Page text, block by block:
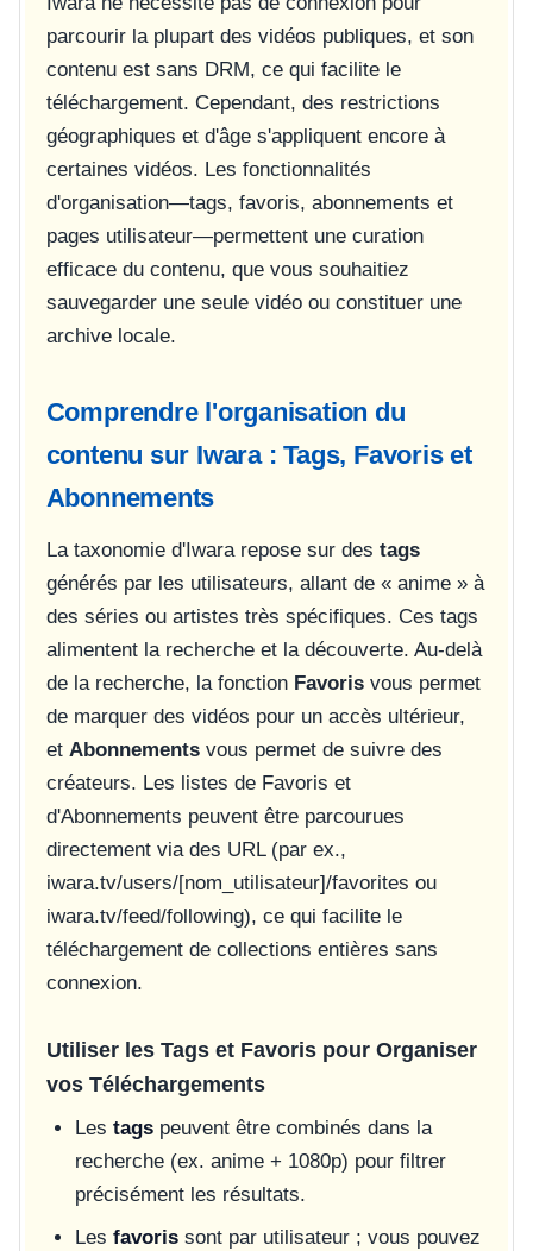
parcourir la plupart des vidéos publiques, et son
contenu est sans DRM, ce qui facilite le
téléchargement. Cependant, des restrictions
géographiques et d'âge s'appliquent encore à
certaines vidéos. Les fonctionnalités
d'organisation—tags, favoris, abonnements et
pages utilisateur—permettent une curation
efficace du contenu, que vous souhaitiez
sauvegarder une seule vidéo ou constituer une
archive locale.
Comprendre l'organisation du
contenu sur Iwara : Tags, Favoris et
Abonnements
La taxonomie d'Iwara repose sur des tags
générés par les utilisateurs, allant de « anime » à
des séries ou artistes très spécifiques. Ces tags
alimentent la recherche et la découverte. Au-delà
de la recherche, la fonction Favorisvous permet
de marquer des vidéos pour un accès ultérieur,
et Abonnementsvous permet de suivre des
créateurs. Les listes de Favoris et
d'Abonnements peuvent être parcourues
directement via des URL (par ex.,
iwara.tv/users/[nom_utilisateur]/favorites ou
iwara.tv/feed/following), ce qui facilite le
téléchargement de collections entières sans
connexion.
Utiliser les Tags et Favoris pour Organiser
vos Téléchargements
Les tagspeuvent être combinés dans la
recherche (ex. anime + 1080p) pour filtrer
précisément les résultats.
Les favorissont par utilisateur ; vous pouvez